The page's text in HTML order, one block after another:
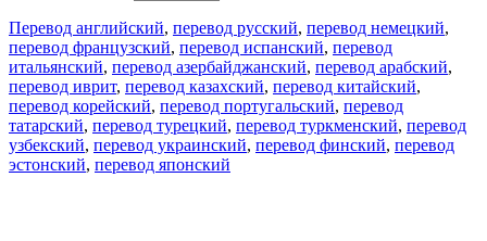
Перевод английский, перевод русский, перевод немецкий,
перевод французский, перевод испанский, перевод
итальянский, перевод азербайджанский, перевод арабский,
перевод иврит, перевод казахский, перевод китайский,
перевод корейский, перевод португальский, перевод
татарский, перевод турецкий, перевод туркменский, перевод
узбекский, перевод украинский, перевод финский, перевод
эстонский, перевод японский